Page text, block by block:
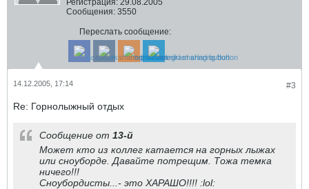
Регистрация: 29.08.2005
Сообщения: 3550
Переслать сообщение:
#3
14.12.2005, 17:14
Re: Горнолыжный отдых
Сообщение от 13-й
Может кто из коллег катается на горных лыжах
или сноуборде. Давайте потрещим. Тожа темка
ничего!!!
Сноубордисты...- это ХАРАШО!!!! :lol: